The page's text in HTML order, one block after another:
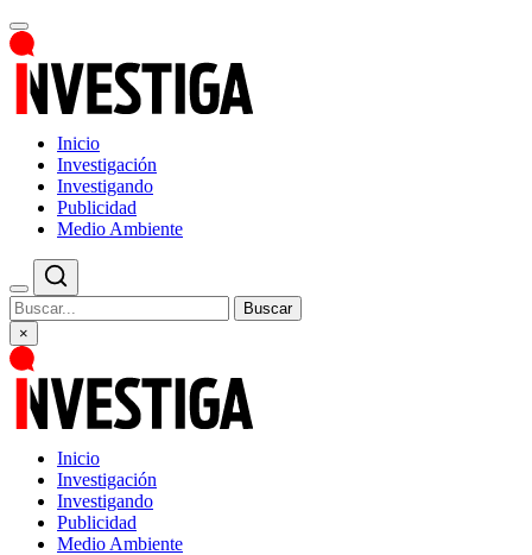
Inicio
Investigación
Investigando
Publicidad
Medio Ambiente
Buscar
×
Inicio
Investigación
Investigando
Publicidad
Medio Ambiente